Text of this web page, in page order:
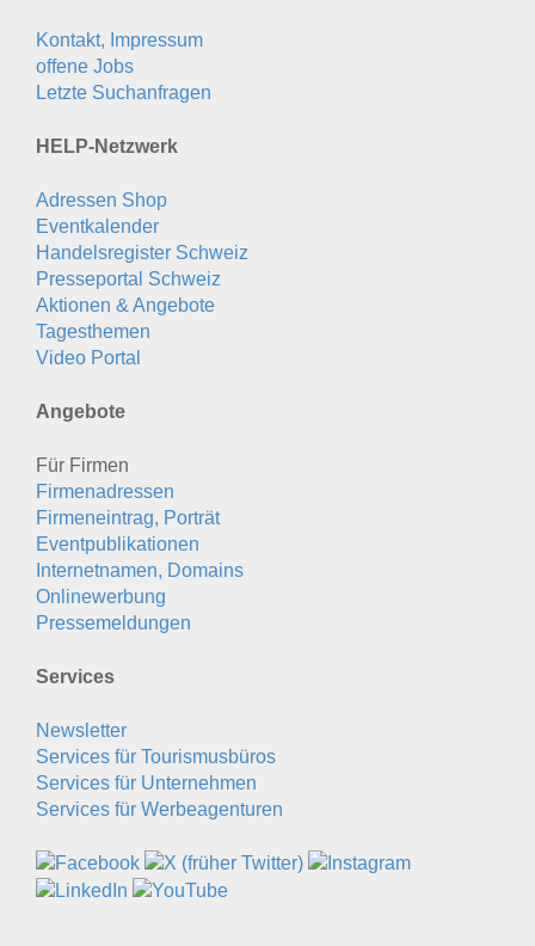
Kontakt, Impressum
offene Jobs
Letzte Suchanfragen
HELP-Netzwerk
Adressen Shop
Eventkalender
Handelsregister Schweiz
Presseportal Schweiz
Aktionen & Angebote
Tagesthemen
Video Portal
Angebote
Für Firmen
Firmenadressen
Firmeneintrag, Porträt
Eventpublikationen
Internetnamen, Domains
Onlinewerbung
Pressemeldungen
Services
Newsletter
Services für Tourismusbüros
Services für Unternehmen
Services für Werbeagenturen